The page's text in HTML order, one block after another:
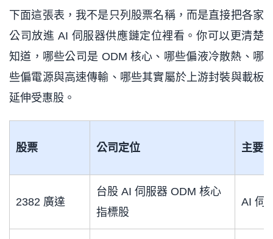
下面這張表，我不是只列股票名稱，而是直接把各家
公司放進 AI 伺服器供應鏈定位裡看。你可以更清楚
知道，哪些公司是 ODM 核心、哪些偏液冷散熱、哪
些偏電源與高速傳輸、哪些其實屬於上游封裝與載板
延伸受惠股。
股票 公司定位 主要
2382 廣達
台股 AI 伺服器 ODM 核心
指標股
AI 伺